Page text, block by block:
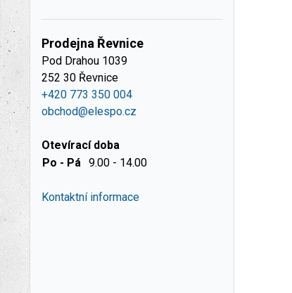
Prodejna Řevnice
Pod Drahou 1039
252 30 Řevnice
+420 773 350 004
obchod@elespo.cz
Otevírací doba
Po - Pá 9.00 - 14.00
Kontaktní informace